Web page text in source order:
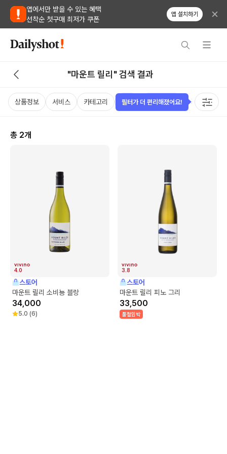
앱에서만 받을 수 있는 혜택
선착순 첫구매 최저가 쿠폰
앱 설치하기
"마운트 릴리" 검색 결과
상품정보 서비스 카테고리 가격 비비노점수 국가 용량
총 2개
4.0
스토어
마운트 릴리 소비뇽 블랑
34,000
5.0 (6)
3.8
스토어
마운트 릴리 피노 그리
33,500
품절임박
필터가 더 편리해졌어요!